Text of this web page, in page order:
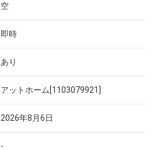
空
即時
あり
アットホーム[1103079921]
2026年8月6日
-